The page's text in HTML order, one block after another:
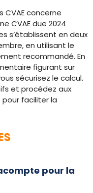
CVAE concerne
CVAE due 2024
s’établissent en deux
en utilisant le
recommandé. En
figurant sur
sécurisez le calcul.
et procédez aux
faciliter la
pour la